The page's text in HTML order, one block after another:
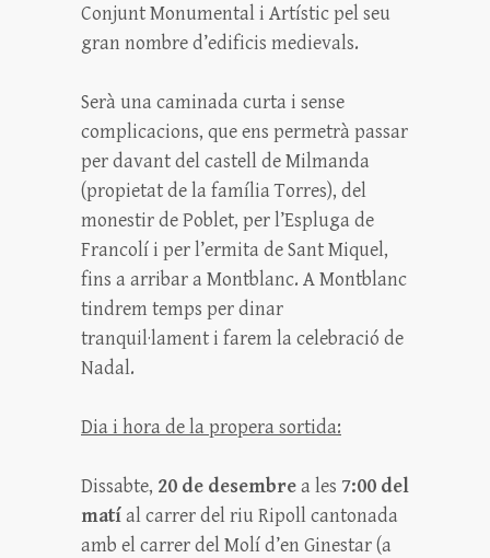
Conjunt Monumental i Artístic pel seu
gran nombre d’edificis medievals.
Serà una caminada curta i sense
complicacions, que ens permetrà passar
per davant del castell de Milmanda
(propietat de la família Torres), del
monestir de Poblet, per l’Espluga de
Francolí i per l’ermita de Sant Miquel,
fins a arribar a Montblanc. A Montblanc
tindrem temps per dinar
tranquil·lament i farem la celebració de
Nadal.
Dia i hora de la propera sortida:
Dissabte, 20 de desembrea les 7:00 del
matíal carrer del riu Ripoll cantonada
amb el carrer del Molí d’en Ginestar (a